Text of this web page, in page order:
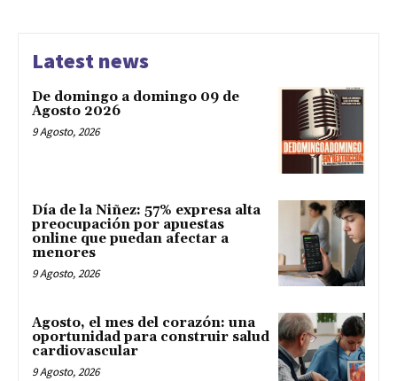
Latest news
De domingo a domingo 09 de
Agosto 2026
9 Agosto, 2026
Día de la Niñez: 57% expresa alta
preocupación por apuestas
online que puedan afectar a
menores
9 Agosto, 2026
Agosto, el mes del corazón: una
oportunidad para construir salud
cardiovascular
9 Agosto, 2026